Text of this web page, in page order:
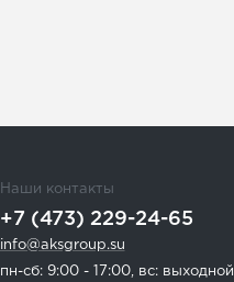
Наши контакты
+7 (473) 229-24-65
info@aksgroup.su
пн-сб: 9:00 - 17:00, вс: выходной